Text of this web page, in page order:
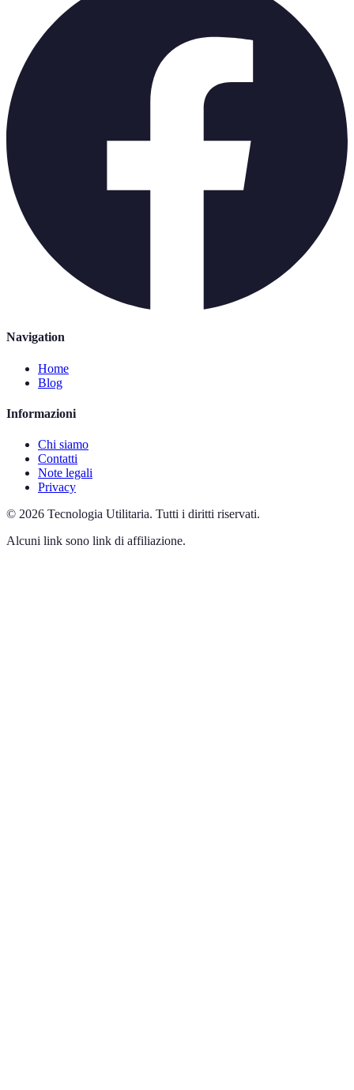
Navigation
Home
Blog
Informazioni
Chi siamo
Contatti
Note legali
Privacy
© 2026 Tecnologia Utilitaria. Tutti i diritti riservati.
Alcuni link sono link di affiliazione.